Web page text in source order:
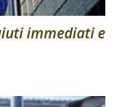
immediati e